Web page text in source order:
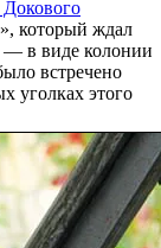
Докового
который ждал
— в виде колонии
встречено
уголках этого